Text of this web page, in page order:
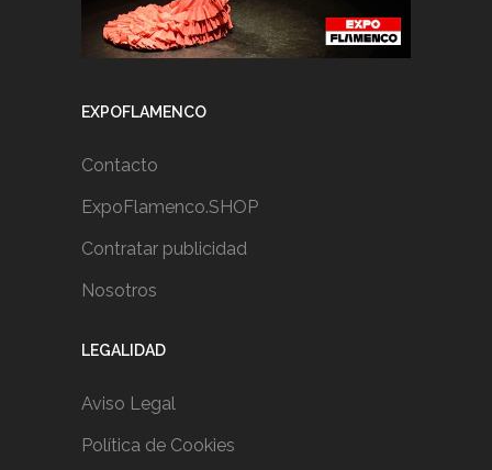
EXPOFLAMENCO
Contacto
ExpoFlamenco.SHOP
Contratar publicidad
Nosotros
LEGALIDAD
Aviso Legal
Política de Cookies